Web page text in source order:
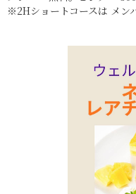
※2Hショートコースは メン